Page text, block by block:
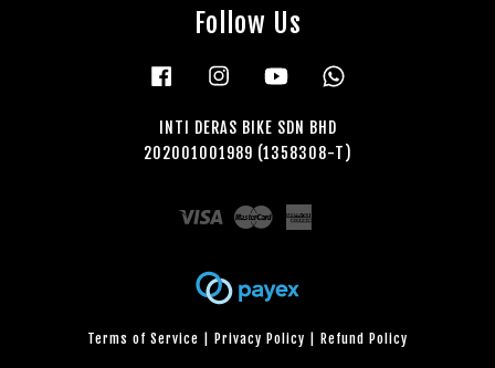
Follow Us
Facebook Instagram YouTube
INTI DERAS BIKE SDN BHD
202001001989 (1358308-T)
Visa Master
Terms of Service | Privacy Policy | Refund Policy